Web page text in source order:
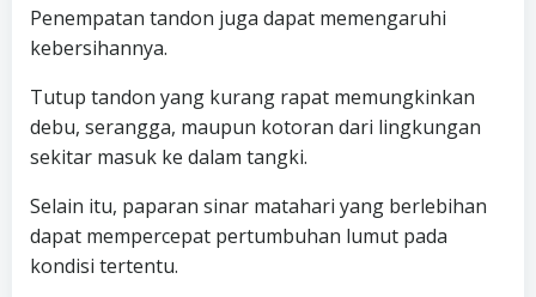
Penempatan tandon juga dapat memengaruhi
kebersihannya.
Tutup tandon yang kurang rapat memungkinkan
debu, serangga, maupun kotoran dari lingkungan
sekitar masuk ke dalam tangki.
Selain itu, paparan sinar matahari yang berlebihan
dapat mempercepat pertumbuhan lumut pada
kondisi tertentu.